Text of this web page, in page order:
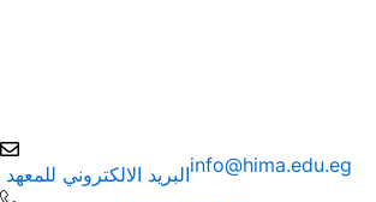
البريد الالكتروني للمعهدinfo@hima.edu.eg